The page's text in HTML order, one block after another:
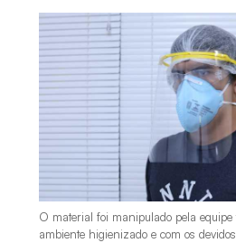
O material foi manipulado pela
ambiente higienizado e com os